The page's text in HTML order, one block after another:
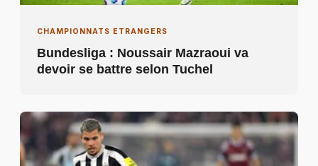
CHAMPIONNATS ETRANGERS
Bundesliga : Noussair Mazraoui va
devoir se battre selon Tuchel